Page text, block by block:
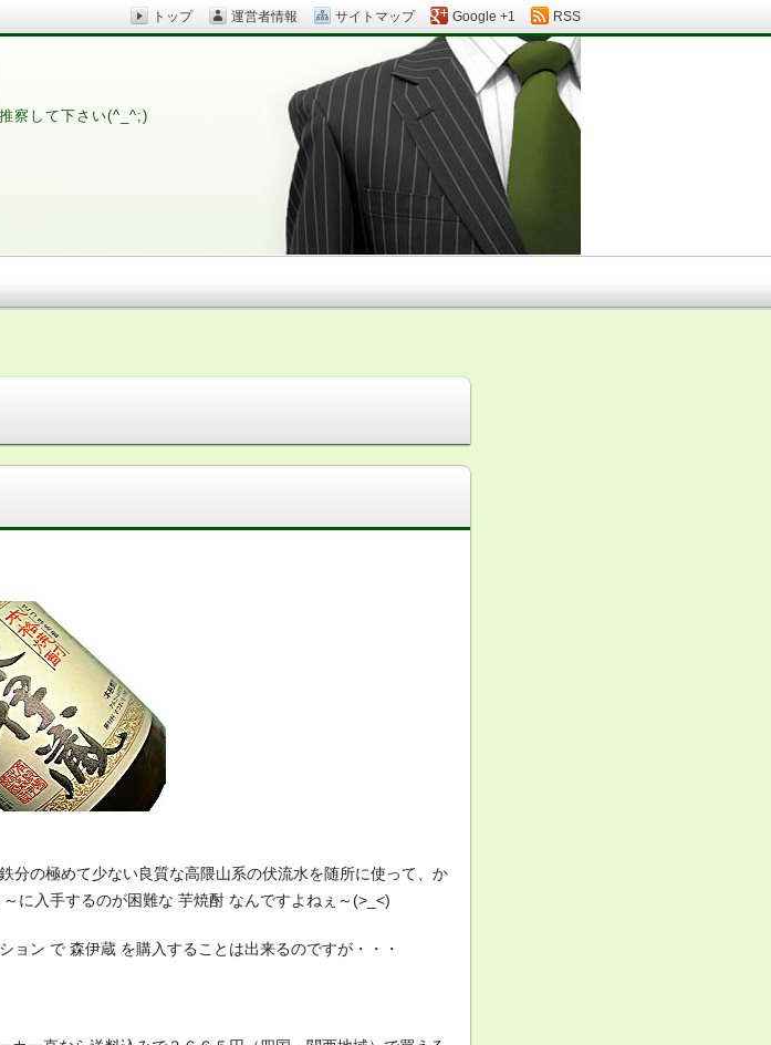
分の極めて少ない良質な高隈山系の伏流水を随所に使って、か
に入手するのが困難な 芋焼酎 なんですよねぇ～(>_<)
ョン で 森伊蔵 を購入することは出来るのですが・・・
察して下さい(^_^;)
運営者情報 サイトマップ Google +1 RSS
トップ